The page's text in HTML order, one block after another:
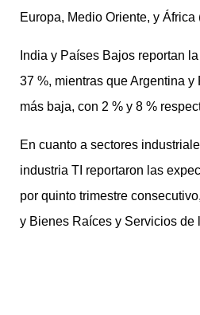
Europa, Medio Oriente, y África
India y Países Bajos reportan
37 %, mientras que Argentina
más baja, con 2 % y 8 %
En cuanto a sectores
industria TI reportaron las
por quinto trimestre
y Bienes Raíces y Servicios de